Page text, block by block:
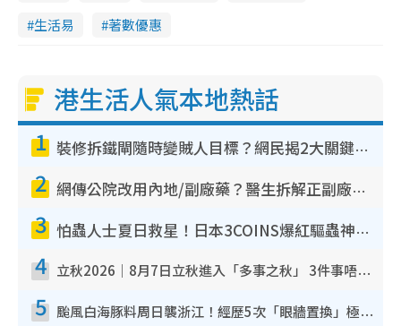
生活易
著數優惠
港生活人氣本地熱話
1 裝修拆鐵閘隨時變賊人目標？網民揭2大關鍵用途：裝新式等於白裝？附新舊鐵閘分別
2 網傳公院改用內地/副廠藥？醫生拆解正副廠分別 揭4類人換藥隨時出事
3 怕蟲人士夏日救星！日本3COINS爆紅驅蟲神器$45起 1招「全程免觸碰」輕鬆搞定小強
4 立秋2026｜8月7日立秋進入「多事之秋」 3件事唔做得！專家教6招開運 清枱頭／銀包納氣接好運
5 颱風白海豚料周日襲浙江！經歷5次「眼牆置換」極罕見 成登陸內地最長途颱風